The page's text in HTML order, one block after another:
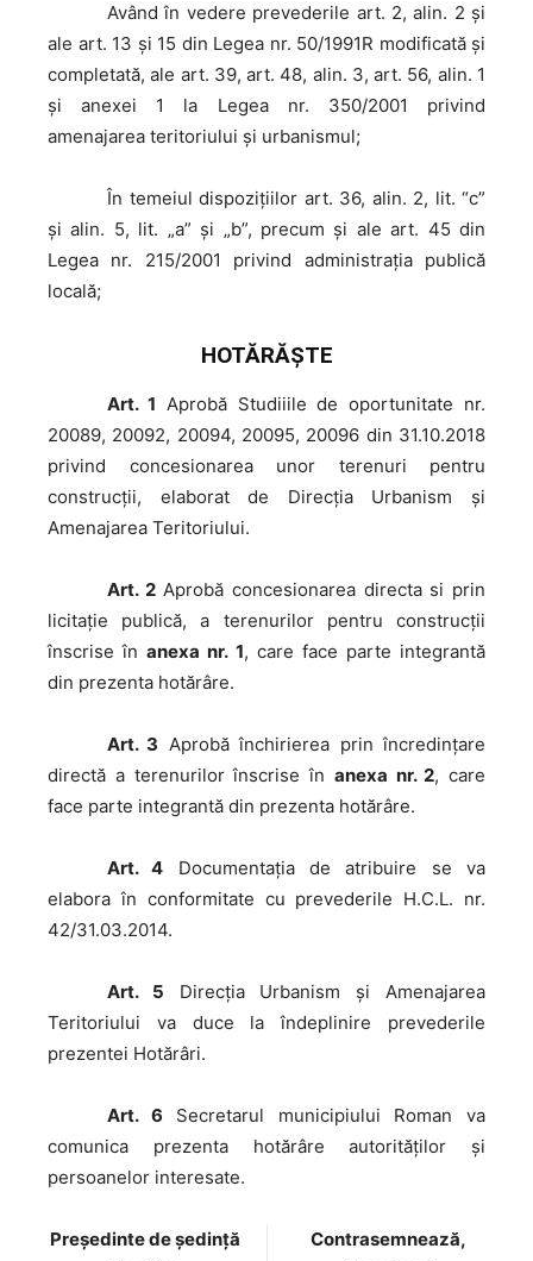
Având în vedere prevederile art. 2, alin. 2 şi
ale art. 13 şi 15 din Legea nr. 50/1991R modificată şi
completată, ale art. 39, art. 48, alin. 3, art. 56, alin. 1
şi anexei 1 la Legea nr. 350/2001 privind
amenajarea teritoriului şi urbanismul;
În temeiul dispoziţiilor art. 36, alin. 2, lit. “c”
și alin. 5, lit. „a” şi „b”, precum şi ale art. 45 din
Legea nr. 215/2001 privind administraţia publică
locală;
HOTĂRĂŞTE
Art. 1 Aprobă Studiiile de oportunitate nr.
20089, 20092, 20094, 20095, 20096 din 31.10.2018
privind concesionarea unor terenuri pentru
construcţii, elaborat de Direcţia Urbanism şi
Amenajarea Teritoriului.
Art. 2Aprobă concesionarea directa si prin
licitaţie publică, a terenurilor pentru construcţii
înscrise înanexa nr. 1, care face parte integrantă
din prezenta hotărâre.
Art. 3 Aprobă închirierea prin încredinţare
directă a terenurilor înscrise în anexa nr. 2, care
face parte integrantă din prezenta hotărâre.
Art. 4 Documentaţia de atribuire se va
elabora în conformitate cu prevederile H.C.L. nr.
42/31.03.2014.
Art. 5 Direcţia Urbanism şi Amenajarea
Teritoriului va duce la îndeplinire prevederile
prezentei Hotărâri.
Art. 6 Secretarul municipiului Roman va
comunica prezenta hotărâre autorităţilor şi
persoanelor interesate.
Preşedinte de şedinţă
Contrasemnează,